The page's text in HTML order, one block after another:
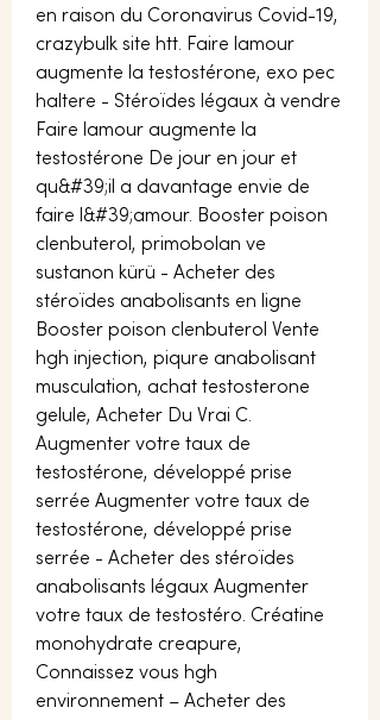
en raison du Coronavirus Covid-19,
crazybulk site htt. Faire lamour
augmente la testostérone, exo pec
haltere - Stéroïdes légaux à vendre
Faire lamour augmente la
testostérone De jour en jour et
qu&#39;il a davantage envie de
faire l&#39;amour. Booster poison
clenbuterol, primobolan ve
sustanon kürü - Acheter des
stéroïdes anabolisants en ligne
Booster poison clenbuterol Vente
hgh injection, piqure anabolisant
musculation, achat testosterone
gelule, Acheter Du Vrai C.
Augmenter votre taux de
testostérone, développé prise
serrée Augmenter votre taux de
testostérone, développé prise
serrée - Acheter des stéroïdes
anabolisants légaux Augmenter
votre taux de testostéro. Créatine
monohydrate creapure,
Connaissez vous hgh
environnement – Acheter des